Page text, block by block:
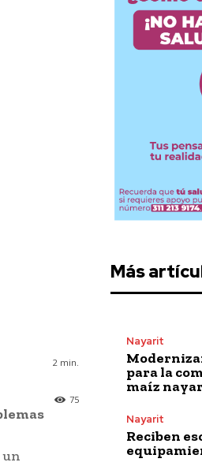
2 min.
75
un
Más
Nayarit
para la
maíz
Nayarit
Reciben